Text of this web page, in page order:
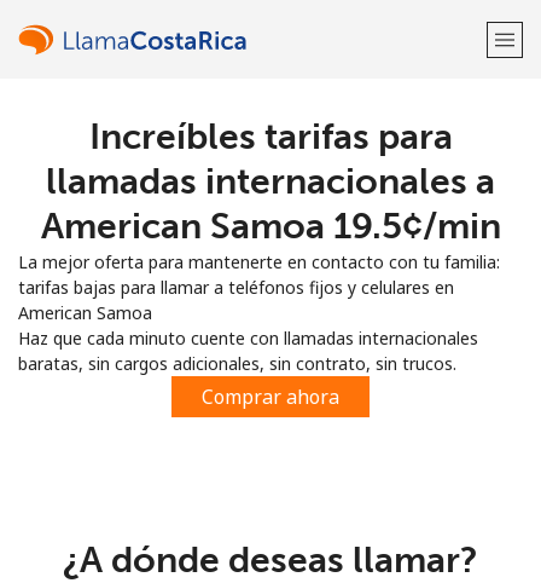
¡Bienvenido!
Regístrate con
o
Increíbles tarifas para
llamadas internacionales a
American Samoa ⁦19.5¢⁩/min
La mejor oferta para mantenerte en contacto con tu familia:
tarifas bajas para llamar a teléfonos fijos y celulares en
American Samoa
Haz que cada minuto cuente con llamadas internacionales
baratas, sin cargos adicionales, sin contrato, sin trucos.
Comprar ahora
¿A dónde deseas llamar?